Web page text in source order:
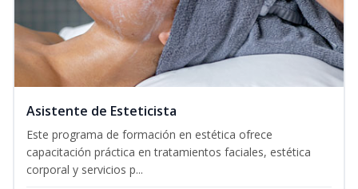
Asistente de Esteticista
Este programa de formación en estética ofrece
capacitación práctica en tratamientos faciales, estética
corporal y servicios p...